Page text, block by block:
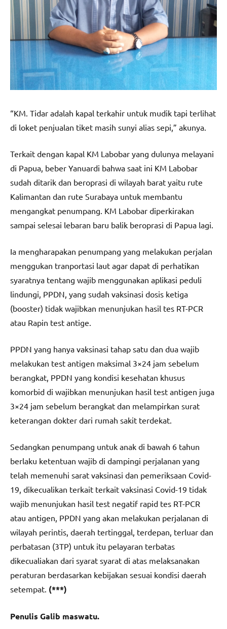
“KM. Tidar adalah kapal terkahir untuk mudik tapi terlihat
di loket penjualan tiket masih sunyi alias sepi,” akunya.
Terkait dengan kapal KM Labobar yang dulunya melayani
di Papua, beber Yanuardi bahwa saat ini KM Labobar
sudah ditarik dan beroprasi di wilayah barat yaitu rute
Kalimantan dan rute Surabaya untuk membantu
mengangkat penumpang. KM Labobar diperkirakan
sampai selesai lebaran baru balik beroprasi di Papua lagi.
Ia mengharapakan penumpang yang melakukan perjalan
menggukan tranportasi laut agar dapat di perhatikan
syaratnya tentang wajib menggunakan aplikasi peduli
lindungi, PPDN, yang sudah vaksinasi dosis ketiga
(booster) tidak wajibkan menunjukan hasil tes RT-PCR
atau Rapin test antige.
PPDN yang hanya vaksinasi tahap satu dan dua wajib
melakukan test antigen maksimal 3×24 jam sebelum
berangkat, PPDN yang kondisi kesehatan khusus
komorbid di wajibkan menunjukan hasil test antigen juga
3×24 jam sebelum berangkat dan melampirkan surat
keterangan dokter dari rumah sakit terdekat.
Sedangkan penumpang untuk anak di bawah 6 tahun
berlaku ketentuan wajib di dampingi perjalanan yang
telah memenuhi sarat vaksinasi dan pemeriksaan Covid-
19, dikecualikan terkait terkait vaksinasi Covid-19 tidak
wajib menunjukan hasil test negatif rapid tes RT-PCR
atau antigen, PPDN yang akan melakukan perjalanan di
wilayah perintis, daerah tertinggal, terdepan, terluar dan
perbatasan (3TP) untuk itu pelayaran terbatas
dikecualiakan dari syarat syarat di atas melaksanakan
peraturan berdasarkan kebijakan sesuai kondisi daerah
setempat. (***)
Penulis Galib maswatu.